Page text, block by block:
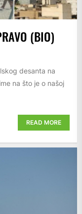
(BIO)
desanta na
na što je o našoj
READ MORE